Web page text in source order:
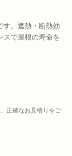
す。遮熱・断熱効
スで屋根の寿命を
正確なお見積りをご